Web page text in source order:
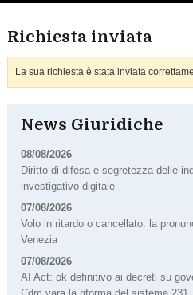
Richiesta inviata
La sua richiesta è stata inviata
News Giuridiche
08/08/2026
Diritto di difesa e segretezza delle
investigativo digitale
07/08/2026
Volo in ritardo o cancellato: la
Venezia
07/08/2026
AI Act: ok definitivo ai decreti su